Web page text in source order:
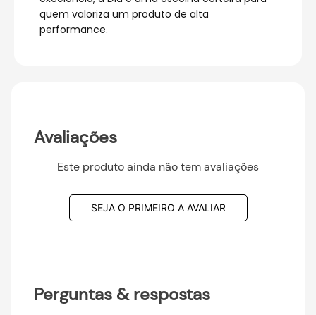
quem valoriza um produto de alta
performance.
Avaliações
Este produto ainda não tem avaliações
SEJA O PRIMEIRO A AVALIAR
Perguntas & respostas